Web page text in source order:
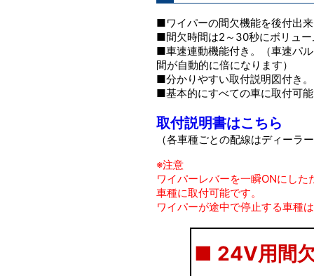
■ワイパーの間欠機能を後付出
■間欠時間は2～30秒にボリュー
■車速連動機能付き。（車速パ
間が自動的に倍になります）
■分かりやすい取付説明図付き。
■基本的にすべての車に取付可
取付説明書はこちら
（各車種ごとの配線はディーラ
※注意
ワイパーレバーを一瞬ONにし
車種に取付可能です。
ワイパーが途中で停止する車種
■ 24V用間